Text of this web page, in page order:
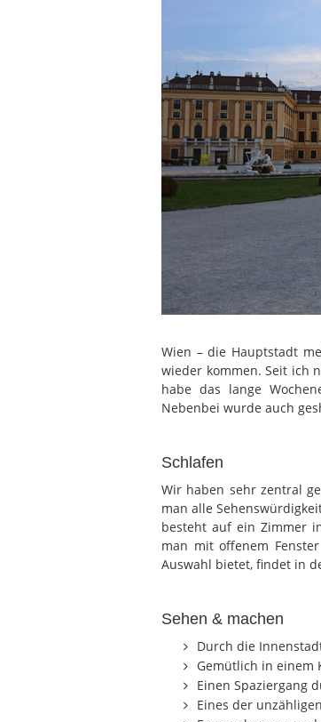
Wien – die Hauptstadt
wieder kommen. Seit ich
habe das lange
Nebenbei wurde auch
Schlafen
Wir haben sehr zentral
man alle
besteht auf ein Zimmer
man mit offenem
Auswahl bietet, findet in
Sehen & machen
Durch die
Gemütlich in einem
Einen Spaziergang
Eines der